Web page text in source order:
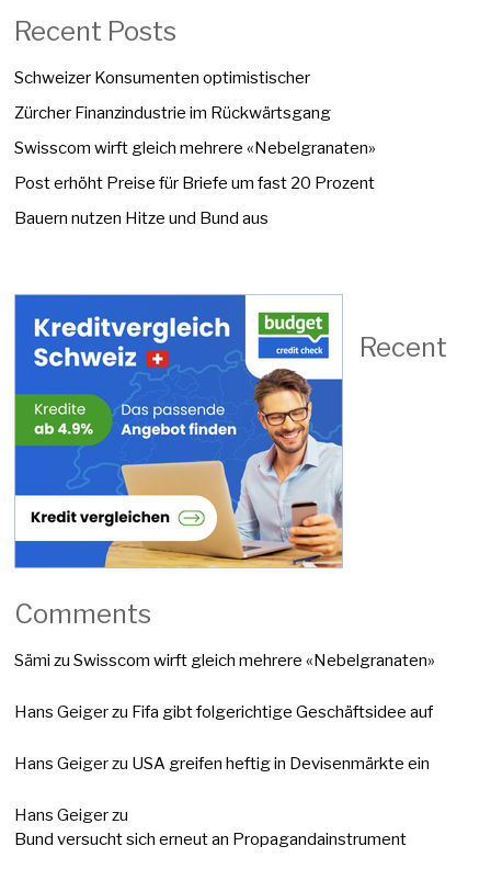
Recent Posts
Schweizer Konsumenten optimistischer
Zürcher Finanzindustrie im Rückwärtsgang
Swisscom wirft gleich mehrere «Nebelgranaten»
Post erhöht Preise für Briefe um fast 20 Prozent
Bauern nutzen Hitze und Bund aus
Recent
Comments
Sämi zuSwisscom wirft gleich mehrere «Nebelgranaten»
Hans Geigerzu Fifa gibt folgerichtige Geschäftsidee auf
Hans Geigerzu USA greifen heftig in Devisenmärkte ein
Hans Geigerzu
Bund versucht sich erneut an Propagandainstrument